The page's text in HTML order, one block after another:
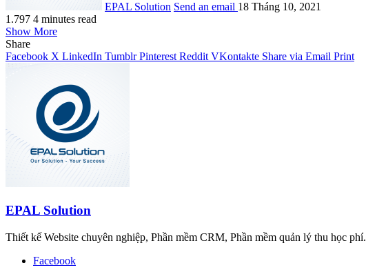
EPAL Solution Send an email 18 Tháng 10, 2021
1.797 4 minutes read
Show More
Share
Facebook X LinkedIn Tumblr Pinterest Reddit VKontakte Share via Email Print
EPAL Solution
Thiết kế Website chuyên nghiệp, Phần mềm CRM, Phần mềm quản lý thu học phí.
Facebook